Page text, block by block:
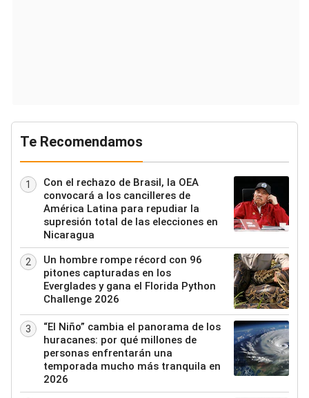
Te Recomendamos
1
Con el rechazo de Brasil, la OEA
convocará a los cancilleres de
América Latina para repudiar la
supresión total de las elecciones en
Nicaragua
2
Un hombre rompe récord con 96
pitones capturadas en los
Everglades y gana el Florida Python
Challenge 2026
3
“El Niño” cambia el panorama de los
huracanes: por qué millones de
personas enfrentarán una
temporada mucho más tranquila en
2026